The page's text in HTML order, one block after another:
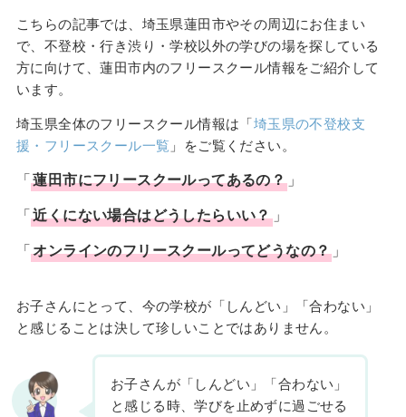
こちらの記事では、埼玉県蓮田市やその周辺にお住まい
で、不登校・行き渋り・学校以外の学びの場を探している
方に向けて、蓮田市内のフリースクール情報をご紹介して
います。
埼玉県全体のフリースクール情報は「埼玉県の不登校支
援・フリースクール一覧 」をご覧ください。
「蓮田市にフリースクールってあるの？ 」
「近くにない場合はどうしたらいい？」
「オンラインのフリースクールってどうなの？ 」
お子さんにとって、今の学校が「しんどい」「合わない」
と感じることは決して珍しいことではありません。
お子さんが「しんどい」「合わない」
と感じる時、学びを止めずに過ごせる